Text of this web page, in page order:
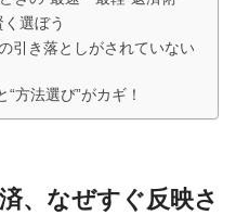
選ぼう
引き落としがされていない
方法選び”がカギ！
、なぜすぐ反映さ